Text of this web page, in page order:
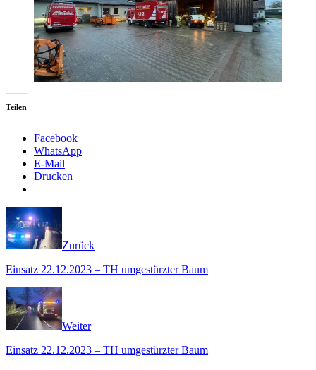
Teilen
Facebook
WhatsApp
E-Mail
Drucken
Zurück
Einsatz 22.12.2023 – TH umgestürzter Baum
Weiter
Einsatz 22.12.2023 – TH umgestürzter Baum